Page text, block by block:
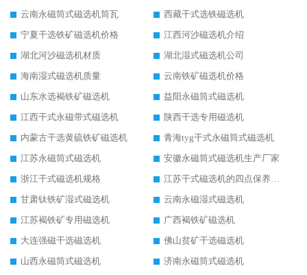
云南永磁筒式磁选机筒瓦
西藏干式选铁磁选机
宁夏干选铁矿磁选机价格
江西河沙磁选机介绍
湖北河沙磁选机材质
湖北湿式磁选机公司
海南湿式磁选机质量
云南铁矿磁选机价格
山东水选褐铁矿磁选机
益阳永磁筒式磁选机
江西干式永磁带式磁选机
陕西干选专用磁选机
内蒙古干选黄硫铁矿磁选机
青海tyg干式永磁筒式磁选机
江苏永磁筒式磁选机
安徽永磁筒式磁选机生产厂家
浙江干式磁选机规格
江苏干式磁选机的四点保养秘籍
甘肃钛铁矿湿式磁选机
云南永磁湿式磁选机
江苏褐铁矿专用磁选机
广西褐铁矿磁选机
大连强磁干选磁选机
佛山贫矿干选磁选机
山西永磁筒式磁选机
济南永磁筒式磁选机